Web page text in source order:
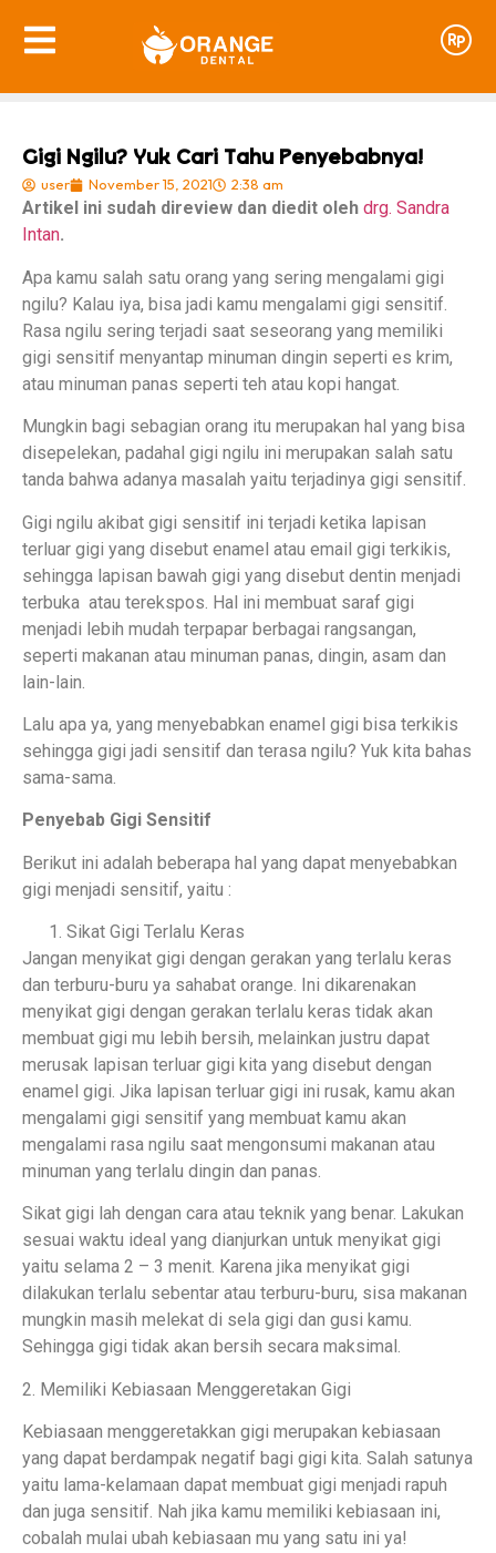
Gigi Ngilu? Yuk Cari Tahu Penyebabnya!
user November 15, 2021 2:38 am
Artikel ini sudah direview dan diedit oleh drg. Sandra
Intan.
Apa kamu salah satu orang yang sering mengalami gigi
ngilu? Kalau iya, bisa jadi kamu mengalami gigi sensitif.
Rasa ngilu sering terjadi saat seseorang yang memiliki
gigi sensitif menyantap minuman dingin seperti es krim,
atau minuman panas seperti teh atau kopi hangat.
Mungkin bagi sebagian orang itu merupakan hal yang bisa
disepelekan, padahal gigi ngilu ini merupakan salah satu
tanda bahwa adanya masalah yaitu terjadinya gigi sensitif.
Gigi ngilu akibat gigi sensitif ini terjadi ketika lapisan
terluar gigi yang disebut enamel atau email gigi terkikis,
sehingga lapisan bawah gigi yang disebut dentin menjadi
terbuka atau terekspos. Hal ini membuat saraf gigi
menjadi lebih mudah terpapar berbagai rangsangan,
seperti makanan atau minuman panas, dingin, asam dan
lain-lain.
Lalu apa ya, yang menyebabkan enamel gigi bisa terkikis
sehingga gigi jadi sensitif dan terasa ngilu? Yuk kita bahas
sama-sama.
Penyebab Gigi Sensitif
Berikut ini adalah beberapa hal yang dapat menyebabkan
gigi menjadi sensitif, yaitu :
Sikat Gigi Terlalu Keras
Jangan menyikat gigi dengan gerakan yang terlalu keras
dan terburu-buru ya sahabat orange. Ini dikarenakan
menyikat gigi dengan gerakan terlalu keras tidak akan
membuat gigi mu lebih bersih, melainkan justru dapat
merusak lapisan terluar gigi kita yang disebut dengan
enamel gigi. Jika lapisan terluar gigi ini rusak, kamu akan
mengalami gigi sensitif yang membuat kamu akan
mengalami rasa ngilu saat mengonsumi makanan atau
minuman yang terlalu dingin dan panas.
Sikat gigi lah dengan cara atau teknik yang benar. Lakukan
sesuai waktu ideal yang dianjurkan untuk menyikat gigi
yaitu selama 2 – 3 menit. Karena jika menyikat gigi
dilakukan terlalu sebentar atau terburu-buru, sisa makanan
mungkin masih melekat di sela gigi dan gusi kamu.
Sehingga gigi tidak akan bersih secara maksimal.
2. Memiliki Kebiasaan Menggeretakan Gigi
Kebiasaan menggeretakkan gigi merupakan kebiasaan
yang dapat berdampak negatif bagi gigi kita. Salah satunya
yaitu lama-kelamaan dapat membuat gigi menjadi rapuh
dan juga sensitif. Nah jika kamu memiliki kebiasaan ini,
cobalah mulai ubah kebiasaan mu yang satu ini ya!